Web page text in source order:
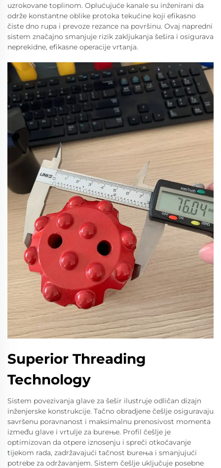
uzrokovane toplinom. Oplućujuće kanale su inženirani da
održe konstantne oblike protoka tekućine koji efikasno
čiste dno rupa i prevoze rezance na površinu. Ovaj napredni
sistem značajno smanjuje rizik zakljukanja šešira i osigurava
neprekidne, efikasne operacije vrtanja.
Superior Threading
Technology
Sistem povezivanja glave za šešir ilustruje odličan dizajn
inženjerske konstrukcije. Tačno obradjene češlje osiguravaju
savršenu poravnanost i maksimalnu prenosivost momenta
između glave i vrtulje za bureњe. Profil češlje je
optimizovan da otpere iznosenju i spreči otkočavanje
tijekom rada, zadržavajući tačnost bureњa i smanjujući
potrebe za održavanjem. Sistem češlje uključuje posebne